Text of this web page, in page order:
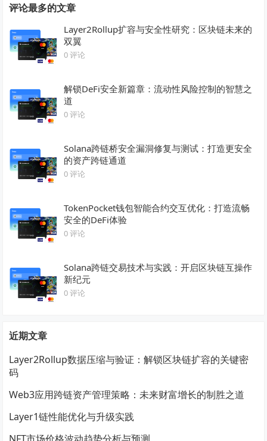
评论最多的文章
Layer2Rollup扩容与安全性研究：区块链未来的
双翼
0 评论
解锁DeFi安全新篇章：流动性风险控制的智慧之
道
0 评论
Solana跨链桥安全漏洞修复与测试：打造更安全
的资产跨链通道
0 评论
TokenPocket钱包智能合约交互优化：打造流畅
安全的DeFi体验
0 评论
Solana跨链交易技术与实践：开启区块链互操作
新纪元
0 评论
近期文章
Layer2Rollup数据压缩与验证：解锁区块链扩容的关键密
码
Web3应用跨链资产管理策略：未来财富增长的制胜之道
Layer1链性能优化与升级实践
NFT市场价格波动趋势分析与预测